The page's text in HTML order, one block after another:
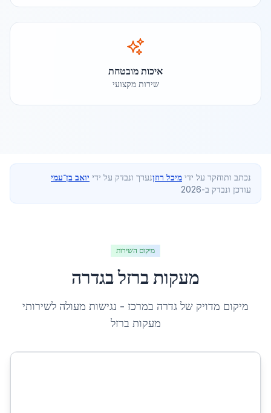
איכות מובטחת
שירות מקצועי
נכתב ותוחקר על ידי מיכל רוזןנערך ונבדק על ידי יואב בן־עמי
עודכן ונבדק ב-2026
מיקום השירות
מעקות ברזלבגדרה
מיקום מדויק של גדרה במרכז - נגישות מעולה לשירותי
מעקות ברזל